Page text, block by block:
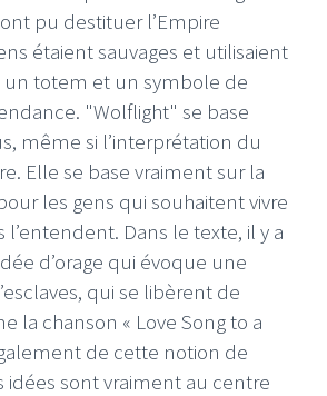
pu destituer l’Empire
étaient sauvages et utilisaient
totem et un symbole de
"Wolflight" se base
même si l’interprétation du
Elle se base vraiment sur la
les gens qui souhaitent vivre
Dans le texte, il y a
d’orage qui évoque une
qui se libèrent de
la chanson « Love Song to a
de cette notion de
idées sont vraiment au centre